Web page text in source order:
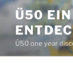
Saltar
contenido
Ü50
Ü50 one year